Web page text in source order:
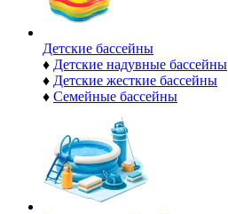
Детские бассейны
♦ Детские надувные бассейны
♦ Детские жесткие бассейны
♦ Семейные бассейны